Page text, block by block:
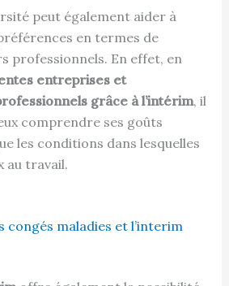
peut également aider à
en termes de
professionnels. En effet, en
entreprises et
grâce à l’intérim, il
comprendre ses goûts
les conditions dans lesquelles
au travail.
congés maladies et l’interim